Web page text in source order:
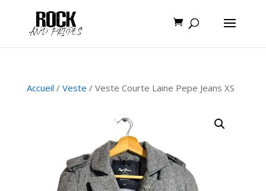
Accueil / Veste / Veste Courte Laine Pepe Jeans XS